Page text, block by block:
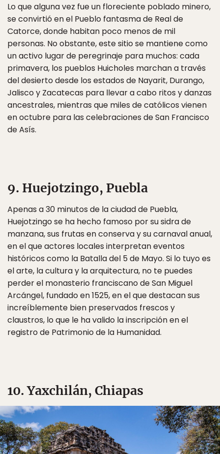
Lo que alguna vez fue un floreciente poblado minero,
se convirtió en el Pueblo fantasma de Real de
Catorce, donde habitan poco menos de mil
personas. No obstante, este sitio se mantiene como
un activo lugar de peregrinaje para muchos: cada
primavera, los pueblos Huicholes marchan a través
del desierto desde los estados de Nayarit, Durango,
Jalisco y Zacatecas para llevar a cabo ritos y danzas
ancestrales, mientras que miles de católicos vienen
en octubre para las celebraciones de San Francisco
de Asís.
9. Huejotzingo, Puebla
Apenas a 30 minutos de la ciudad de Puebla,
Huejotzingo se ha hecho famoso por su sidra de
manzana, sus frutas en conserva y su carnaval anual,
en el que actores locales interpretan eventos
históricos como la Batalla del 5 de Mayo. Si lo tuyo es
el arte, la cultura y la arquitectura, no te puedes
perder el monasterio franciscano de San Miguel
Arcángel, fundado en 1525, en el que destacan sus
increíblemente bien preservados frescos y
claustros, lo que le ha valido la inscripción en el
registro de Patrimonio de la Humanidad.
10. Yaxchilán, Chiapas